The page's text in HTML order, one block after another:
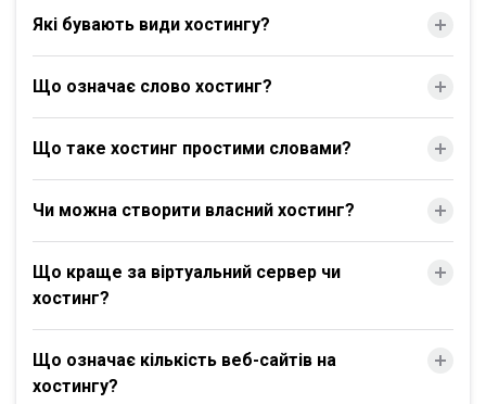
Які бувають види хостингу?
Що означає слово хостинг?
Що таке хостинг простими словами?
Чи можна створити власний хостинг?
Що краще за віртуальний сервер чи
хостинг?
Що означає кількість веб-сайтів на
хостингу?